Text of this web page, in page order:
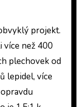
projekt.
více než 400
plechovek od
lepidel, více